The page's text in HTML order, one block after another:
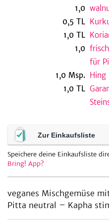
1,0
0,5 TL
1,0 TL
1,0
für
1,0 Msp. Hing
1,0 TL
Zur Einkaufsliste
Speichere deine Einkaufsliste
Bring! App?
veganes Mischgemüse
Pitta neutral – Kapha